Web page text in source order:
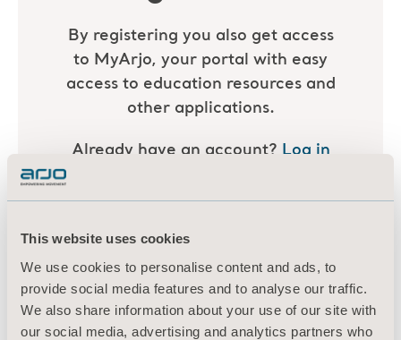
This website uses cookies
We use cookies to personalise content and ads, to
provide social media features and to analyse our traffic.
We also share information about your use of our site with
our social media, advertising and analytics partners who